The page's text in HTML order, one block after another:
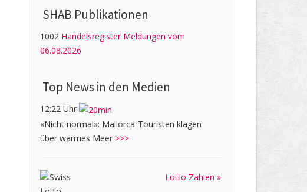
SHAB Publi­kati­onen
1002 Handelsregister Meldungen vom
06.08.2026
Top News in den Medien
12:22 Uhr
«Nicht normal»: Mallorca-Touristen klagen
über warmes Meer >>>
Lotto Zahlen »